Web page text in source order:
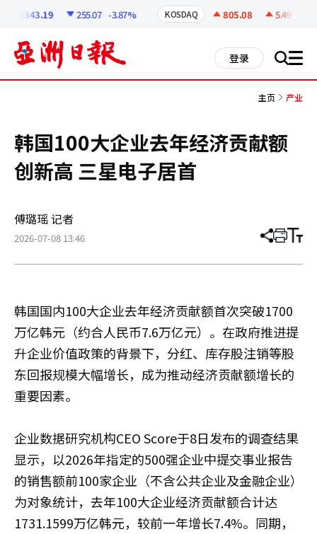
6343.19 255.07 -3.87% KOSDAQ 805.08 5.49
登录 搜 all
主页 产业
韩国100大企业去年经济贡献额
创新高 三星电子居首
傅璐瑶 记者
2026-07-08 13:46 分
章
打 调
小
韩国国内100大企业去年经济贡献额首次突破1700
万亿韩元（约合人民币7.6万亿元）。在政府推进提
升企业价值政策的背景下，分红、库存股注销等股
东回报规模大幅增长，成为推动经济贡献额增长的
重要因素。
企业数据研究机构CEO Score于8日发布的调查结果
显示，以2026年指定的500强企业中提交事业报告
的销售额前100家企业（不含公共企业及金融企业）
为对象统计，去年100大企业经济贡献额合计达
1731.1599万亿韩元，较前一年增长7.4%。同期，